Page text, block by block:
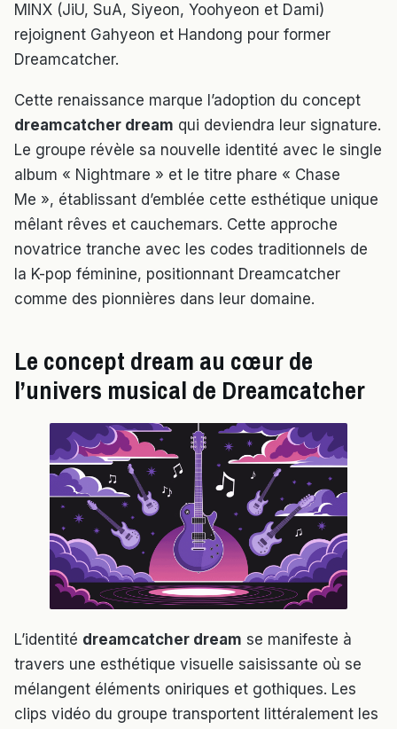
MINX (JiU, SuA, Siyeon, Yoohyeon et Dami)
rejoignent Gahyeon et Handong pour former
Dreamcatcher.
Cette renaissance marque l’adoption du concept
dreamcatcher dream qui deviendra leur signature.
Le groupe révèle sa nouvelle identité avec le single
album « Nightmare » et le titre phare « Chase
Me », établissant d’emblée cette esthétique unique
mêlant rêves et cauchemars. Cette approche
novatrice tranche avec les codes traditionnels de
la K-pop féminine, positionnant Dreamcatcher
comme des pionnières dans leur domaine.
Le concept dream au cœur de
l’univers musical de Dreamcatcher
L’identité dreamcatcher dream se manifeste à
travers une esthétique visuelle saisissante où se
mélangent éléments oniriques et gothiques. Les
clips vidéo du groupe transportent littéralement les